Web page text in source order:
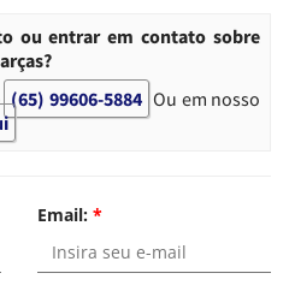
ou entrar em contato sobre
(65) 99606-5884 Ou em nosso
Email: *